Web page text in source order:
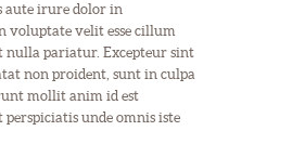
aute irure dolor in
voluptate velit esse cillum
nulla pariatur. Excepteur sint
non proident, sunt in culpa
mollit anim id est
perspiciatis unde omnis iste